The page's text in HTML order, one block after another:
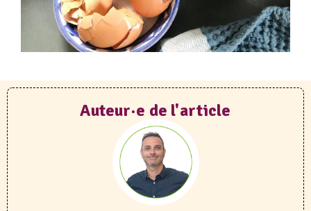
Auteur·e de l'article